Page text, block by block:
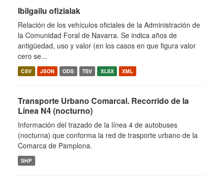
Ibilgailu ofizialak
Relación de los vehículos oficiales de la Administración de
la Comunidad Foral de Navarra. Se indica años de
antigüedad, uso y valor (en los casos en que figura valor
cero se...
CSV JSON ODS TSV XLSX XML
Transporte Urbano Comarcal. Recorrido de la
Línea N4 (nocturno)
Información del trazado de la línea 4 de autobuses
(nocturna) que conforma la red de trasporte urbano de la
Comarca de Pamplona.
SHP